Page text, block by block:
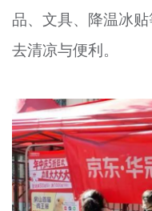
品、文具、降温冰
去清凉与便利。